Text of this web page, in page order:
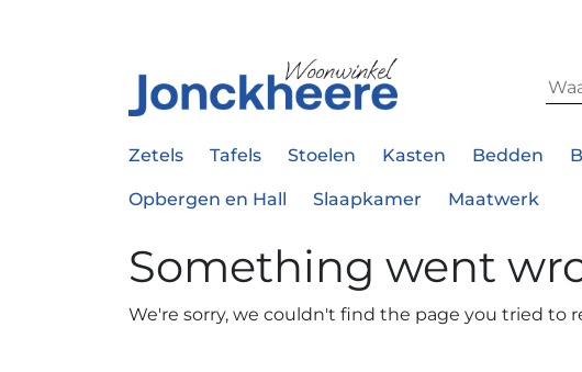
Zetels Tafels Stoelen Kasten Bedden
Opbergen en Hall Slaapkamer Maatwerk
Something went
We're sorry, we couldn't find the page you tried to